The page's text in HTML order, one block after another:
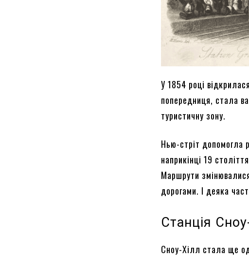
У 1854 році
попередниця, стала
туристичну зону.
Нью-стріт допомогла
наприкінці 19
Маршрути
дорогами. І деяка
Станція
Сноу-Хілл стала ще